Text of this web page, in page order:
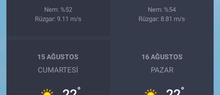
Nem: %52
Rüzgar: 9.11 m/s
Nem: %54
Rüzgar: 8.81 m/s
15 AĞUSTOS
CUMARTESI
°
16 AĞUSTOS
PAZAR
°